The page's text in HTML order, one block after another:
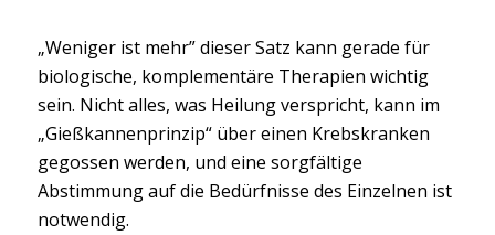
„Weniger ist mehr” dieser Satz kann gerade für
biologische, komplementäre Therapien wichtig
sein. Nicht alles, was Heilung verspricht, kann im
„Gießkannenprinzip“ über einen Krebskranken
gegossen werden, und eine sorgfältige
Abstimmung auf die Bedürfnisse des Einzelnen ist
notwendig.